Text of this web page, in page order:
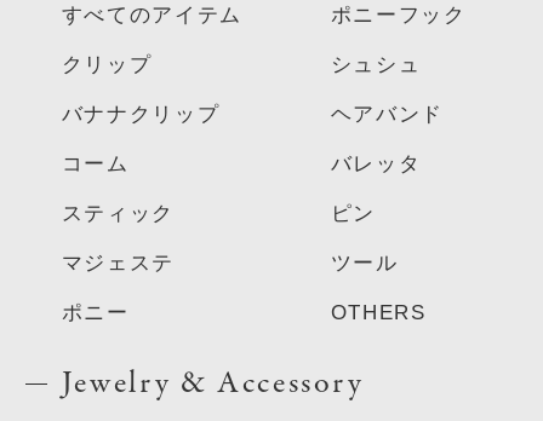
すべてのアイテム
クリップ
バナナクリップ
コーム
スティック
マジェステ
ポニー
ポニーフック
シュシュ
ヘアバンド
バレッタ
ピン
ツール
OTHERS
Jewelry & Accessory